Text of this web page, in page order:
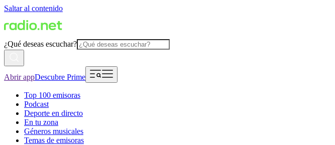
Saltar al contenido
¿Qué deseas escuchar?
Abrir appDescubre Prime
Top 100 emisoras
Podcast
Deporte en directo
En tu zona
Géneros musicales
Temas de emisoras